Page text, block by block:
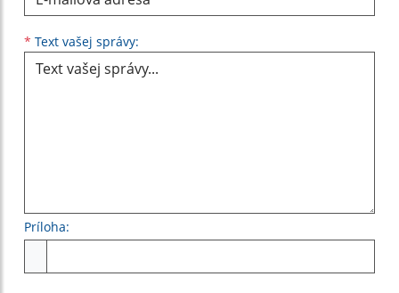
* Text vašej správy:
Príloha: